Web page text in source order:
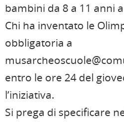
bambini da 8 a 11 anni a
Chi ha inventato le
obbligatoria a
entro le ore 24 del
l’iniziativa.
Si prega di specificare